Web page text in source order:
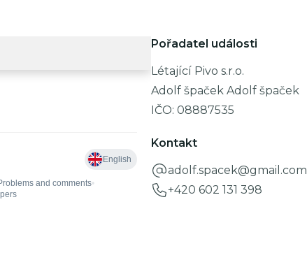
Pořadatel události
Létající Pivo s.r.o.
Adolf špaček Adolf špaček
IČO:08887535
Kontakt
adolf.spacek@gmail.com
+420 602 131 398